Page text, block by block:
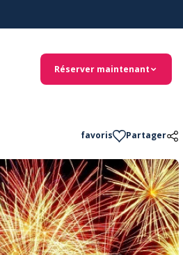
Réserver maintenant
favoris Partager